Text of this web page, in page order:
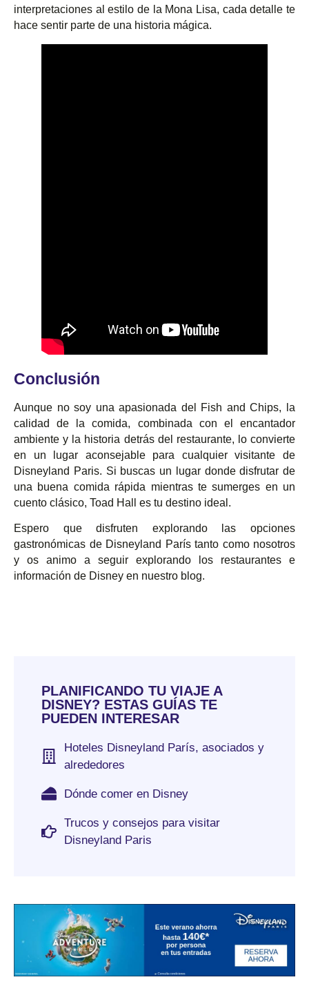
interpretaciones al estilo de la Mona Lisa, cada detalle te
hace sentir parte de una historia mágica.
Conclusión
Aunque no soy una apasionada del Fish and Chips, la
calidad de la comida, combinada con el encantador
ambiente y la historia detrás del restaurante, lo convierte
en un lugar aconsejable para cualquier visitante de
Disneyland Paris. Si buscas un lugar donde disfrutar de
una buena comida rápida mientras te sumerges en un
cuento clásico, Toad Hall es tu destino ideal.
Espero que disfruten explorando las opciones
gastronómicas de Disneyland París tanto como nosotros
y os animo a seguir explorando los restaurantes e
información de Disney en nuestro blog.
PLANIFICANDO TU VIAJE A
DISNEY? ESTAS GUÍAS TE
PUEDEN INTERESAR
Hoteles Disneyland París, asociados y
alrededores
Dónde comer en Disney
Trucos y consejos para visitar
Disneyland Paris